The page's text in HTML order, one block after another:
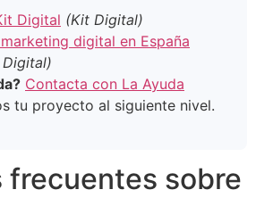
Digital (Kit Digital)
digital en España
Contacta con La Ayuda
tu proyecto al siguiente nivel.
frecuentes sobre